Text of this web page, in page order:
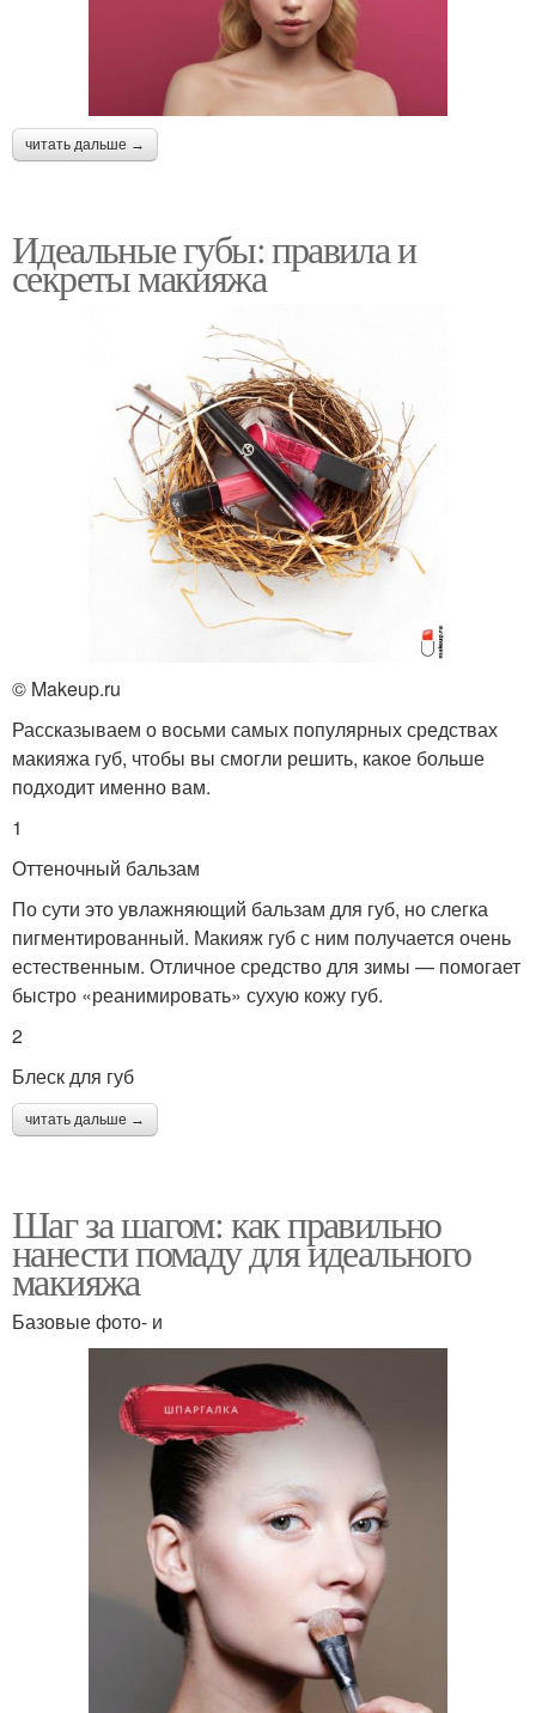
читать дальше →
Идеальные губы: правила и
секреты макияжа
© Makeup.ru
Рассказываем о восьми самых популярных средствах
макияжа губ, чтобы вы смогли решить, какое больше
подходит именно вам.
1
Оттеночный бальзам
По сути это увлажняющий бальзам для губ, но слегка
пигментированный. Макияж губ с ним получается очень
естественным. Отличное средство для зимы — помогает
быстро «реанимировать» сухую кожу губ.
2
Блеск для губ
читать дальше →
Шаг за шагом: как правильно
нанести помаду для идеального
макияжа
Базовые фото- и